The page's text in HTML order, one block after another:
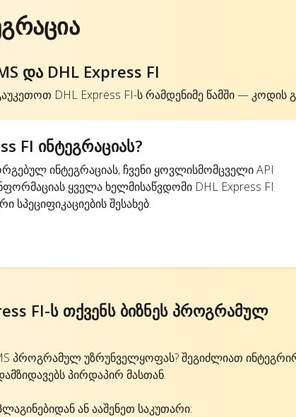
და DHL Express FI
DHL Express FI-ს რამდენიმე წამში — კოდის
FI ინტეგრაციას?
ინტეგრაციას, ჩვენი ყოვლისმომცველი API
ყველა ხელმისაწვდომი DHL Express FI
სპეციფიკაციების შესახებ.
FI-ს თქვენს ბიზნეს პროგრამულ
პროგრამულ უზრუნველყოფას? შეგიძლიათ
პირდაპირ მასთან.
ან ააშენეთ საკუთარი: